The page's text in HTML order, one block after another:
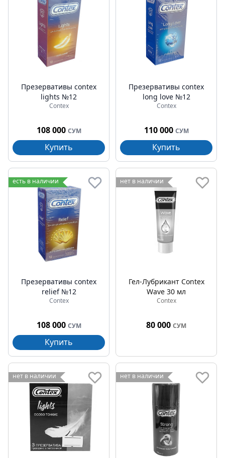
Презервативы contex
lights №12
Contex
108 000 СУМ
Купить
Презервативы contex
long love №12
Contex
110 000 СУМ
Купить
есть в наличии
Презервативы contex
relief №12
Contex
108 000 СУМ
Купить
нет в наличии
Гел-Лубрикант Contex
Wave 30 мл
Contex
80 000 СУМ
нет в наличии нет в наличии